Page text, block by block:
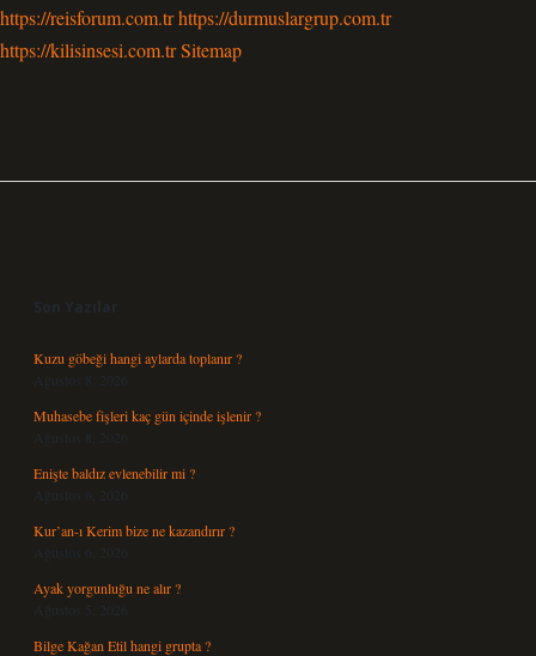
https://reisforum.com.trhttps://durmuslargrup.com.tr
https://kilisinsesi.com.trSitemap
Son Yazılar
Kuzu göbeği hangi aylarda toplanır ?
Ağustos 8, 2026
Muhasebe fişleri kaç gün içinde işlenir ?
Ağustos 8, 2026
Enişte baldız evlenebilir mi ?
Ağustos 6, 2026
Kur’an-ı Kerim bize ne kazandırır ?
Ağustos 6, 2026
Ayak yorgunluğu ne alır ?
Ağustos 5, 2026
Bilge Kağan Etil hangi grupta ?